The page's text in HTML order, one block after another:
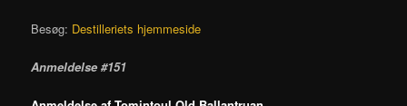
Besøg: Destilleriets hjemmeside
Anmeldelse #151